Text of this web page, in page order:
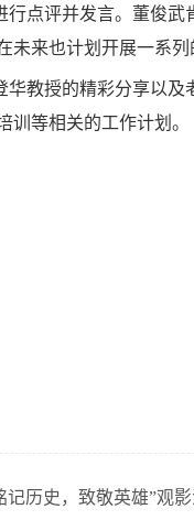
点评并发言。董俊
来也计划开展一系列
教授的精彩分享以
等相关的工作计划。
历史，致敬英雄”观影